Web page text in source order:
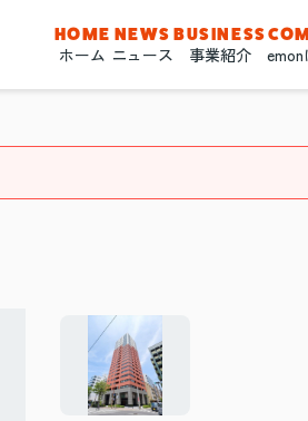
HOME
ホーム
NEWS
ニュース
BUSINESS
事業紹介